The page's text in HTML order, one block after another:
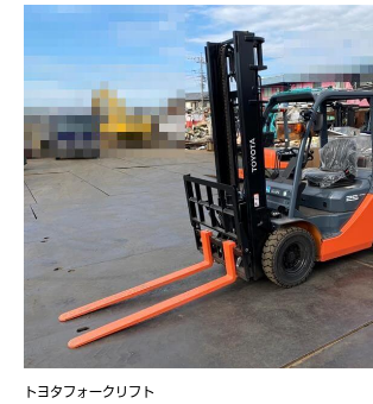
トヨタフォークリフト